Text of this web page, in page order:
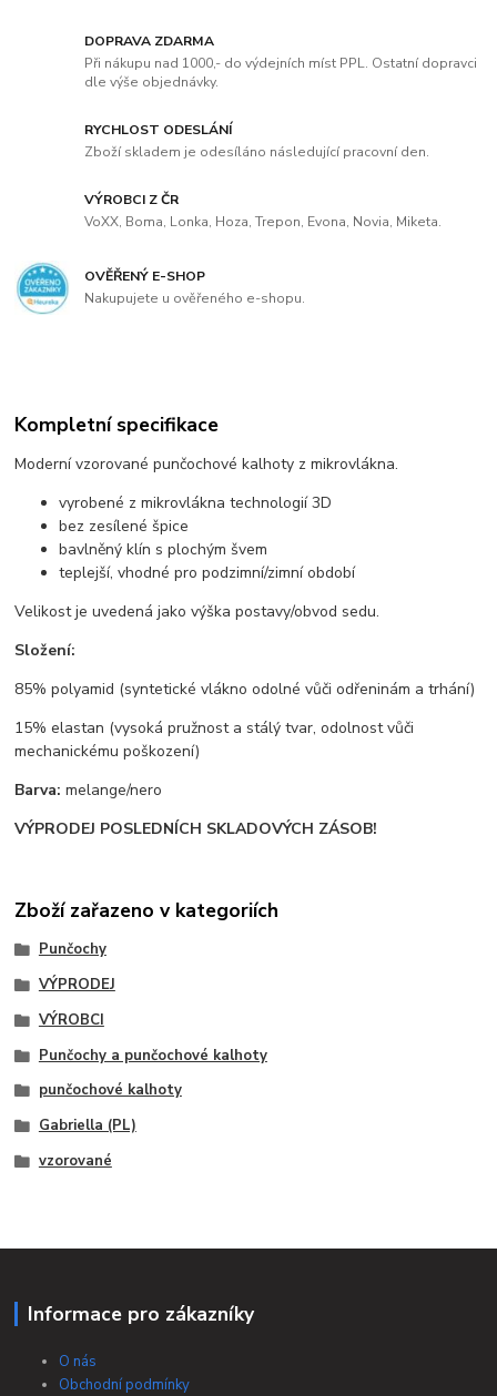
DOPRAVA ZDARMA
Při nákupu nad 1000,- do výdejních míst PPL. Ostatní dopravci
dle výše objednávky.
RYCHLOST ODESLÁNÍ
Zboží skladem je odesíláno následující pracovní den.
VÝROBCI Z ČR
VoXX, Boma, Lonka, Hoza, Trepon, Evona, Novia, Miketa.
OVĚŘENÝ E-SHOP
Nakupujete u ověřeného e-shopu.
Kompletní specifikace
Moderní vzorované punčochové kalhoty z mikrovlákna.
vyrobené z mikrovlákna technologií 3D
bez zesílené špice
bavlněný klín s plochým švem
teplejší, vhodné pro podzimní/zimní období
Velikost je uvedená jako výška postavy/obvod sedu.
Složení:
85% polyamid (syntetické vlákno odolné vůči odřeninám a trhání)
15% elastan (vysoká pružnost a stálý tvar, odolnost vůči
mechanickému poškození)
Barva: melange/nero
VÝPRODEJ POSLEDNÍCH SKLADOVÝCH ZÁSOB!
Zboží zařazeno v kategoriích
Punčochy
VÝPRODEJ
VÝROBCI
Punčochy a punčochové kalhoty
punčochové kalhoty
Gabriella (PL)
vzorované
Informace pro zákazníky
O nás
Obchodní podmínky